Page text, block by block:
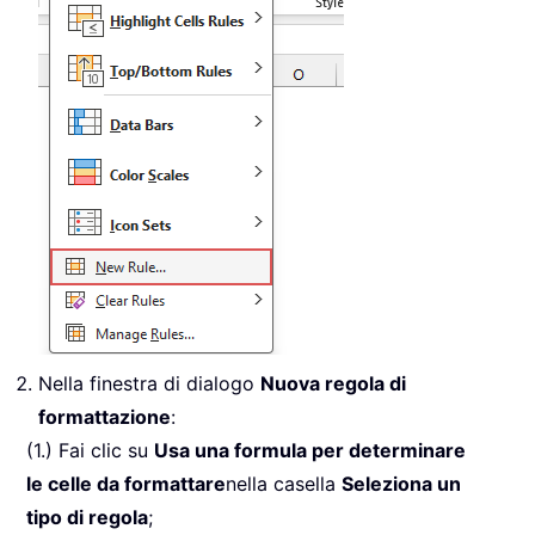
Nella finestra di dialogo Nuova regola di
formattazione:
(1.) Fai clic su Usa una formula per determinare
le celle da formattarenella casella Seleziona un
tipo di regola;